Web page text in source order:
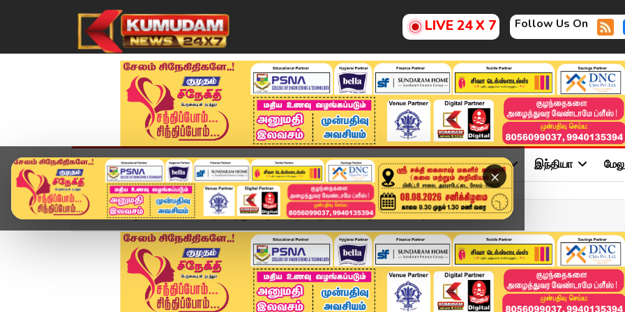
LIVE 24 X 7 Follow Us On
×
முகப்பு விளையாட்டு அண்மை தமிழ்நாடு சினிமா அரசியல் விளையாட்டு இந்தியா
Home வீடியோ ஸ்டோரி தோட்டத்து வீட்டில் வயதான தம்பதி கொடூரக் கொலை | ...